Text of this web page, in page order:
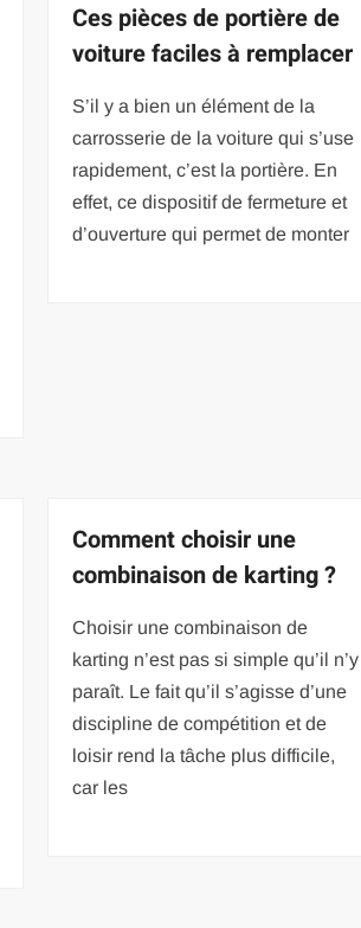
Ces pièces de portière de
voiture faciles à remplacer
S’il y a bien un élément de la
carrosserie de la voiture qui s’use
rapidement, c’est la portière. En
effet, ce dispositif de fermeture et
d’ouverture qui permet de monter
Comment choisir une
combinaison de karting ?
Choisir une combinaison de
karting n’est pas si simple qu’il n’y
paraît. Le fait qu’il s’agisse d’une
discipline de compétition et de
loisir rend la tâche plus difficile,
car les